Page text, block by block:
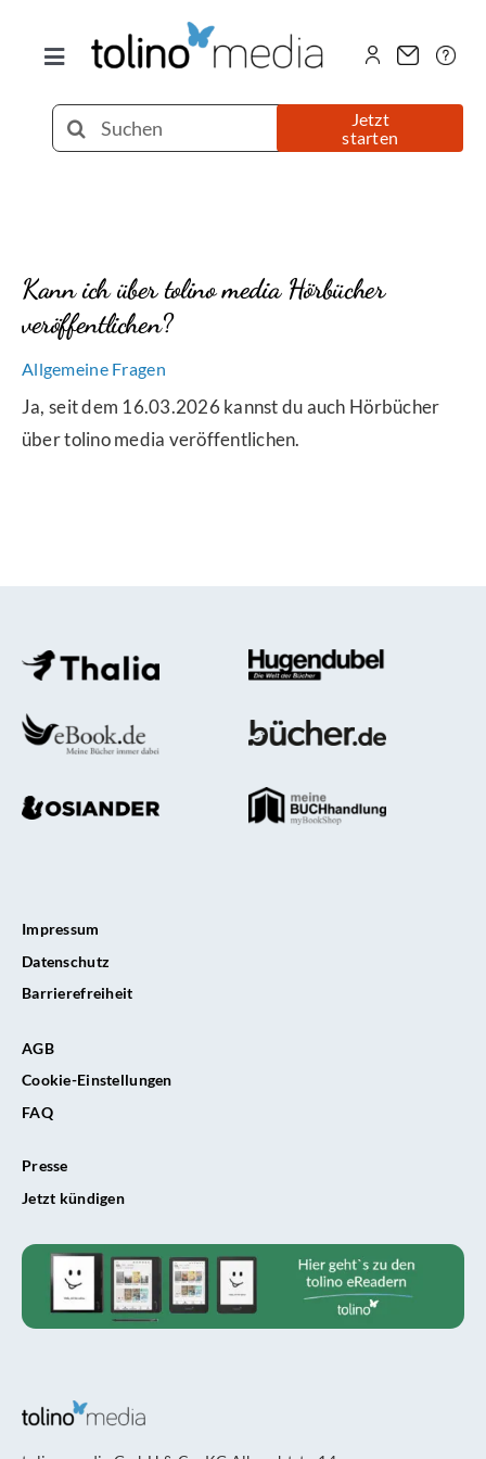
Inhalt
Toggle
Selfpublishing
Hörbuch
Über uns
Suche
nach:
Jetzt
starten
Kann ich über tolino media Hörbücher
veröffentlichen?
Allgemeine Fragen
Ja, seit dem 16.03.2026 kannst du auch Hörbücher
über tolino media veröffentlichen.
Impressum
Datenschutz
Barrierefreiheit
AGB
Cookie-Einstellungen
FAQ
Presse
Jetzt kündigen